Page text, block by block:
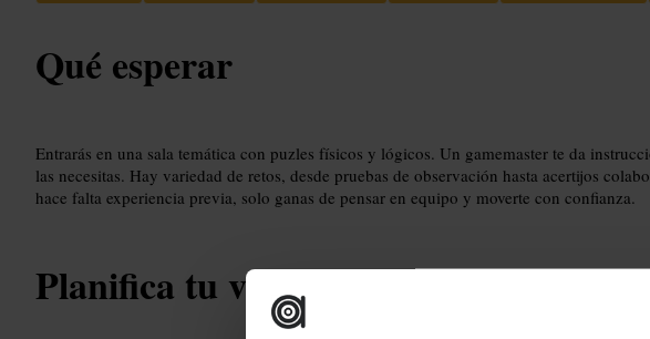
Qué esperar
Entrarás en una sala temática con puzles físicos y lógicos. Un gamemaster te da
las necesitas. Hay variedad de retos, desde pruebas de observación hasta acertijos
hace falta experiencia previa, solo ganas de pensar en equipo y moverte con confianza.
Planifica tu visita